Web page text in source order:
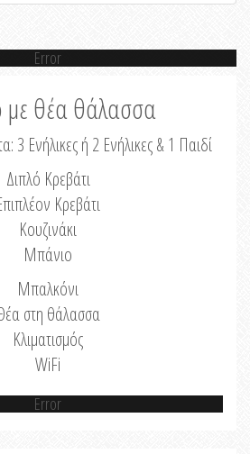
Error
με θέα θάλασσα
3 Ενήλικες ή 2 Ενήλικες & 1 Παιδί
Διπλό Κρεβάτι
Κρεβάτι
Κουζινάκι
Μπάνιο
Μπαλκόνι
στη θάλασσα
Κλιματισμός
WiFi
Error